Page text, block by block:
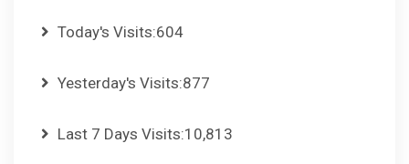
Today's Visits:604
Yesterday's Visits:877
Last 7 Days Visits:10,813